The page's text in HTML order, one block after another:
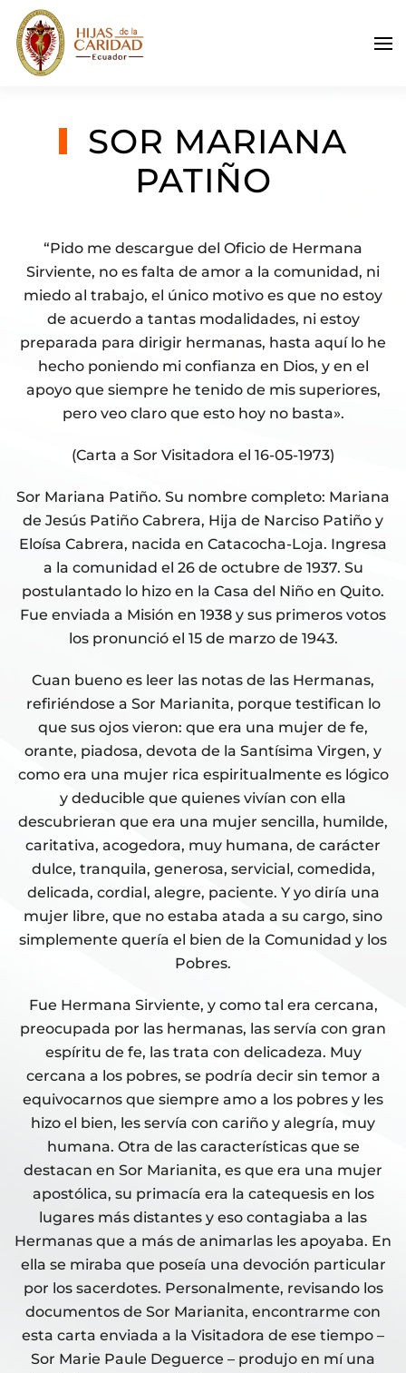
Skip to main content
SOR MARIANA
PATIÑO
“Pido me descargue del Oficio de Hermana
Sirviente, no es falta de amor a la comunidad, ni
miedo al trabajo, el único motivo es que no estoy
de acuerdo a tantas modalidades, ni estoy
preparada para dirigir hermanas, hasta aquí lo he
hecho poniendo mi confianza en Dios, y en el
apoyo que siempre he tenido de mis superiores,
pero veo claro que esto hoy no basta».
(Carta a Sor Visitadora el 16-05-1973)
Sor Mariana Patiño. Su nombre completo: Mariana
de Jesús Patiño Cabrera, Hija de Narciso Patiño y
Eloísa Cabrera, nacida en Catacocha-Loja. Ingresa
a la comunidad el 26 de octubre de 1937. Su
postulantado lo hizo en la Casa del Niño en Quito.
Fue enviada a Misión en 1938 y sus primeros votos
los pronunció el 15 de marzo de 1943.
Cuan bueno es leer las notas de las Hermanas,
refiriéndose a Sor Marianita, porque testifican lo
que sus ojos vieron: que era una mujer de fe,
orante, piadosa, devota de la Santísima Virgen, y
como era una mujer rica espiritualmente es lógico
y deducible que quienes vivían con ella
descubrieran que era una mujer sencilla, humilde,
caritativa, acogedora, muy humana, de carácter
dulce, tranquila, generosa, servicial, comedida,
delicada, cordial, alegre, paciente. Y yo diría una
mujer libre, que no estaba atada a su cargo, sino
simplemente quería el bien de la Comunidad y los
Pobres.
Fue Hermana Sirviente, y como tal era cercana,
preocupada por las hermanas, las servía con gran
espíritu de fe, las trata con delicadeza. Muy
cercana a los pobres, se podría decir sin temor a
equivocarnos que siempre amo a los pobres y les
hizo el bien, les servía con cariño y alegría, muy
humana. Otra de las características que se
destacan en Sor Marianita, es que era una mujer
apostólica, su primacía era la catequesis en los
lugares más distantes y eso contagiaba a las
Hermanas que a más de animarlas les apoyaba. En
ella se miraba que poseía una devoción particular
por los sacerdotes. Personalmente, revisando los
documentos de Sor Marianita, encontrarme con
esta carta enviada a la Visitadora de ese tiempo –
Sor Marie Paule Deguerce – produjo en mí una